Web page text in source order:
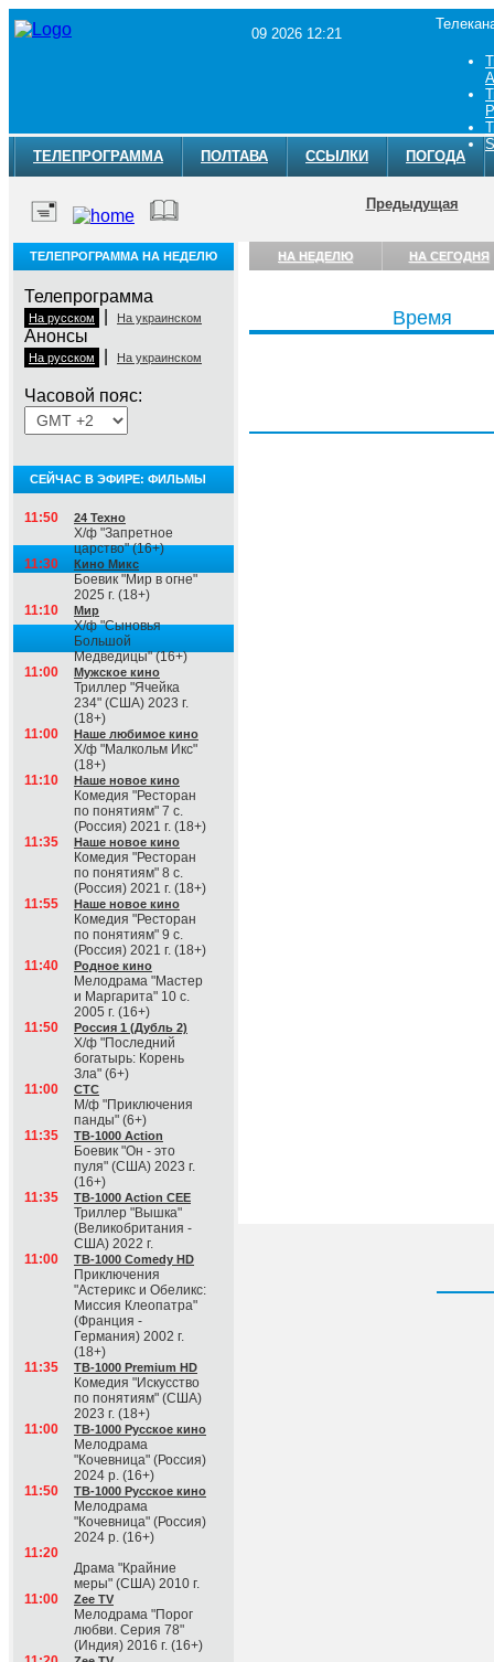
09 2026 12:21
ТЕЛЕПРОГРАММА ПОЛТАВА ССЫЛКИ ПОГОДА
Предыдущая
ТЕЛЕПРОГРАММА НА НЕДЕЛЮ
Телепрограмма
На русском На украинском
Анонсы
На русском На украинском
Часовой пояс:
СЕЙЧАС В ЭФИРЕ: ФИЛЬМЫ
11:50 24 Техно
Х/ф "Запретное
царство" (16+)
11:30
Кино Микс
Боевик "Мир в огне"
2025 г. (18+)
11:10
Мир
Х/ф "Сыновья
Большой
Медведицы" (16+)
11:00
Мужское кино
Триллер "Ячейка
234" (США) 2023 г.
(18+)
11:00
Наше любимое кино
Х/ф "Малкольм Икс"
(18+)
11:10
Наше новое кино
Комедия "Ресторан
по понятиям" 7 с.
(Россия) 2021 г. (18+)
11:35
Наше новое кино
Комедия "Ресторан
по понятиям" 8 с.
(Россия) 2021 г. (18+)
11:55
Наше новое кино
Комедия "Ресторан
по понятиям" 9 с.
(Россия) 2021 г. (18+)
11:40
Родное кино
Мелодрама "Мастер
и Маргарита" 10 с.
2005 г. (16+)
11:50
Россия 1 (Дубль 2)
Х/ф "Последний
богатырь: Корень
Зла" (6+)
11:00
СТС
М/ф "Приключения
панды" (6+)
11:35
ТВ-1000 Action
Боевик "Он - это
пуля" (США) 2023 г.
(16+)
11:35
ТВ-1000 Action CEE
Триллер "Вышка"
(Великобритания -
США) 2022 г.
11:00
ТВ-1000 Comedy HD
Приключения
"Астерикс и Обеликс:
Миссия Клеопатра"
(Франция -
Германия) 2002 г.
(18+)
11:35
ТВ-1000 Premium HD
Комедия "Искусство
по понятиям" (США)
2023 г. (18+)
11:00
ТВ-1000 Русское кино
Мелодрама
"Кочевница" (Россия)
2024 р. (16+)
11:50
ТВ-1000 Русское кино
Мелодрама
"Кочевница" (Россия)
2024 р. (16+)
11:20
Драма "Крайние
меры" (США) 2010 г.
11:00
Zee TV
Мелодрама "Порог
любви. Серия 78"
(Индия) 2016 г. (16+)
НА НЕДЕЛЮ НА СЕГОДНЯ
Время